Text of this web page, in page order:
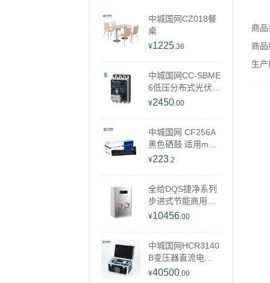
商
商
生
中城国网CZ018餐
桌
¥1225.36
中城国网CC-SBME
6低压分布式光伏开
关
¥2450.00
中城国网 CF256A
黑色硒鼓 适用m43
6n/m436nda/m433
¥223.2
全给DQS捷净系列
步进式节能商用电
热开水器单位学校
滤含底座
¥10456.00
中城国网HCR3140
B变压器直流电阻
测试仪
¥40500.00